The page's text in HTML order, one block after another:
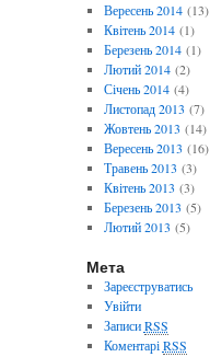
Вересень 2014(13)
Квітень 2014(1)
Березень 2014(1)
Лютий 2014(2)
Січень 2014(4)
Листопад 2013 (7)
Жовтень 2013 (14)
Вересень 2013 (16)
Травень 2013 (3)
Квітень 2013 (3)
Березень 2013 (5)
Лютий 2013 (5)
Мета
Зареєструватись
Увійти
ЗаписиRSS
КоментаріRSS